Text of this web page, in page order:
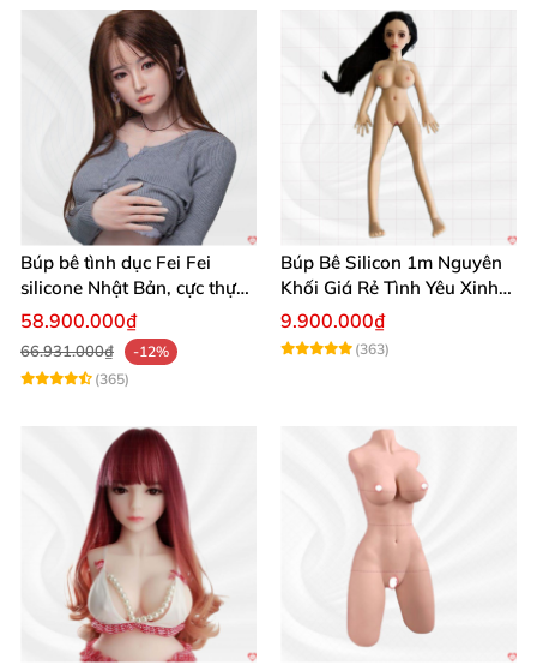
Búp bê tình dục Fei Fei
silicone Nhật Bản, cực thực,
giá tốt
58.900.000₫
66.931.000₫
-12%
(365)
Búp Bê Silicon 1m Nguyên
Khối Giá Rẻ Tình Yêu Xinh
Đẹp
9.900.000₫
(363)